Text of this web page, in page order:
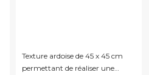
Texture ardoise de 45 x 45 cm
permettant de réaliser une